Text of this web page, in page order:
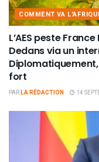
COMMENT VA
L’AES peste
Dedans via un
fort
PARLA RÉDACTION 14